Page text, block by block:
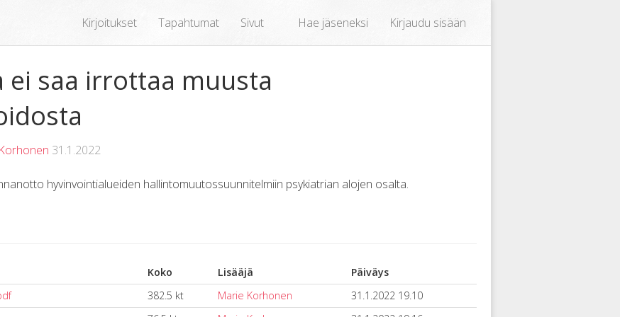
Kirjoitukset Tapahtumat Sivut Hae jäseneksi Kirjaudu sisään
ei saa irrottaa muusta
31.1.2022
hyvinvointialueiden hallintomuutossuunnitelmiin psykiatrian alojen osalta.
Koko Lisääjä
Päiväys
382.5 kt Marie Korhonen
31.1.2022 19.10